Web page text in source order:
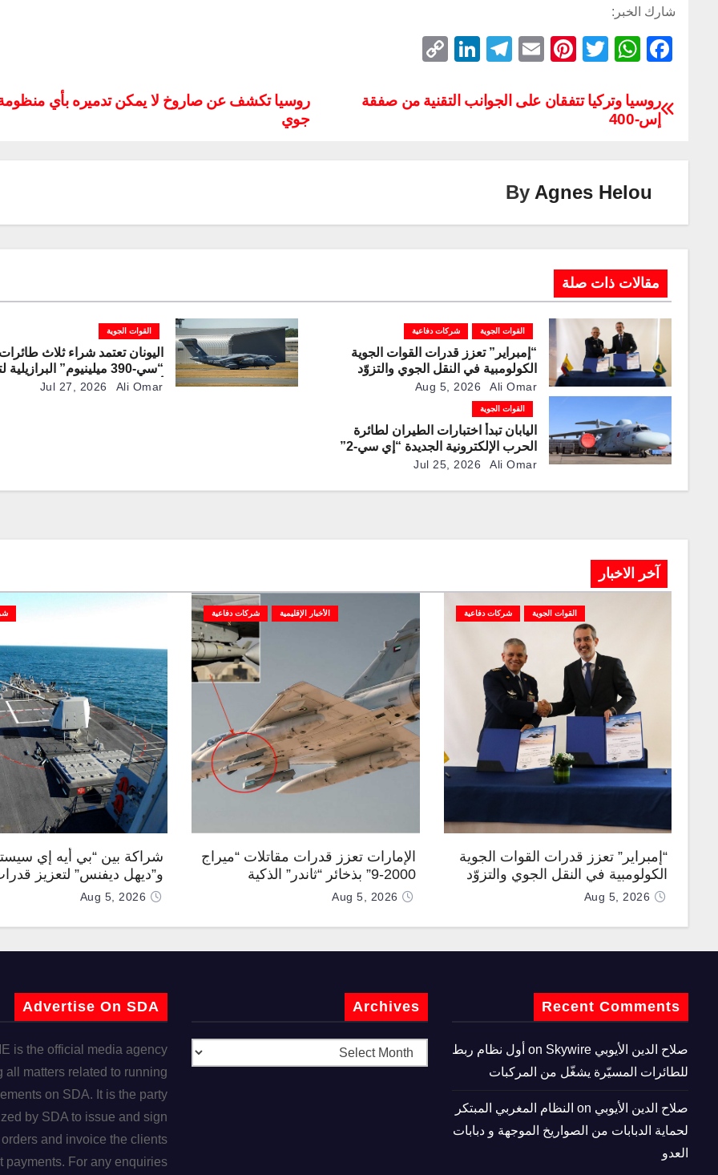
شارك الخبر:
F
c
e
o
k
W
at
s
p
T
tt
Pi
er
E
ail
T
e
Li
k
p
روسيا تكشف عن صاروخ لا يمكن تدميره بأي
جوي
روسيا وتركيا تتفقان على الجوانب التقنية من صفقة
إس-400
By Agnes Helou
مقالات ذات صلة
القوات الجوية شركات دفاعية
“إمبراير” تعزز قدرات القوات الجوية
الكولومبية في النقل الجوي والتزوّد
بالوقود جوًا من خلال تزويدها بطائرتي
“كيه سي-390 ميلينيوم”
Aug 5, 2026 Ali Omar
القوات الجوية
اليونان تعتمد شراء ثلاث طائرات
“سي-390 ميلينيوم”
أسطول النقل العسكري
Jul 27, 2026 Ali Omar
القوات الجوية
اليابان تبدأ اختبارات الطيران لطائرة
الحرب الإلكترونية الجديدة “إي سي-2”
Jul 25, 2026 Ali Omar
آخر الاخبار
القوات الجوية شركات دفاعية
“إمبراير” تعزز قدرات القوات الجوية
الكولومبية في النقل الجوي والتزوّد
بالوقود جوًا من خلال تزويدها بطائرتي
Aug 5, 2026
الأخبار الإقليمية شركات دفاعية
الإمارات تعزز قدرات مقاتلات “ميراج
2000-9” بذخائر “ثاندر” الذكية
المطورة محليًا
Aug 5, 2026
شراكة بين “بي أيه إي
و”ديهل ديفنس” لتعزيز
Aug 5, 2026
Recent Comments
صلاح الدين الأيوبي
Skywire أول نظام ربط
للطائرات المسيّرة يشغّل من المركبات
صلاح الدين الأيوبي
النظام المغربي المبتكر
لحماية الدبابات من الصواريخ الموجهة و دبابات
العدو
Archives
Advertise On SDA
is the official media agency
all matters related to running
on SDA. It is the party
by SDA to issue and sign
and invoice the clients
payments. For any enquiries